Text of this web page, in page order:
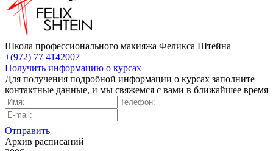
Школа профессионального макияжа Феликса Штейна
+(972) 77 4142007
Получить информацию о курсах
Для получения подробной информации о курсах заполните
контактные данные, и мы свяжемся с вами в ближайшее время
Отправить
Архив расписаний